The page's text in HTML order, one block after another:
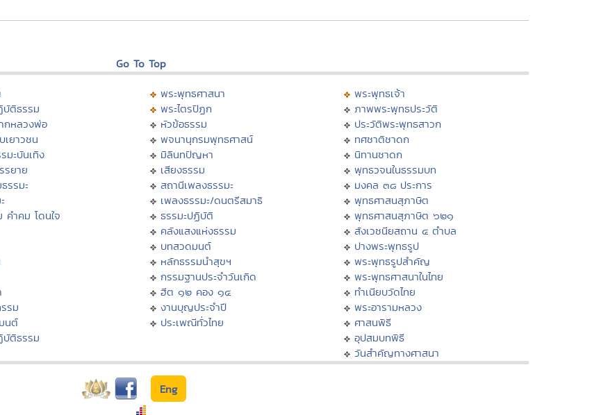
Go To Top
ติธรรม
กหลวงพ่อ
เยาวชน
มะบันเทิง
รยาย
รรมะ
คำคม โดนใจ
รม
นต์
บัติธรรม
พระพุทธศาสนา
พระไตรปิฏก
หัวข้อธรรม
พจนานุกรมพุทธศาสน์
มิลินทปัญหา
เสียงธรรม
สถานีเพลงธรรมะ
เพลงธรรมะ/ดนตรีสมาธิ
ธรรมะปฏิบัติ
คลังแสงแห่งธรรม
บทสวดมนต์
หลักธรรมนำสุขฯ
กรรมฐานประจำวันเกิด
ฮีต ๑๒ คอง ๑๔
งานบุญประจำปี
ประเพณีทั่วไทย
พระพุทธเจ้า
ภาพพระพุทธประวัติ
ประวัติพระพุทธสาวก
ทศชาติชาดก
นิทานชาดก
พุทธวจนในธรรมบท
มงคล ๓๘ ประการ
พุทธศาสนสุภาษิต
พุทธศาสนสุภาษิต ๖๒๑
สังเวชนียสถาน ๔ ตำบล
ปางพระพุทธรูป
พระพุทธรูปสำคัญ
พระพุทธศาสนาในไทย
ทำเนียบวัดไทย
พระอารามหลวง
ศาสนพิธี
อุปสมบทพิธี
วันสำคัญทางศาสนา
Eng